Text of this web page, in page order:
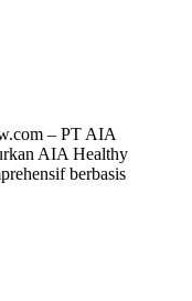
– PT AIA
AIA Healthy
berbasis